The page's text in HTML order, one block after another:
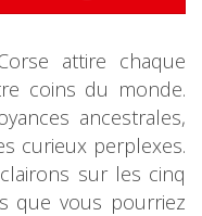
attire chaque
coins du monde.
ancestrales,
curieux perplexes.
sur les cinq
que vous pourriez